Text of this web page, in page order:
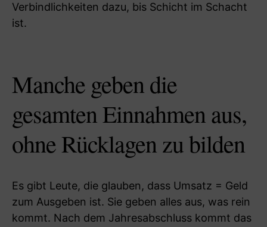
Verbindlichkeiten dazu, bis Schicht im Schacht
ist.
Manche geben die
gesamten Einnahmen aus,
ohne Rücklagen zu bilden
Es gibt Leute, die glauben, dass Umsatz = Geld
zum Ausgeben ist. Sie geben alles aus, was rein
kommt. Nach dem Jahresabschluss kommt das